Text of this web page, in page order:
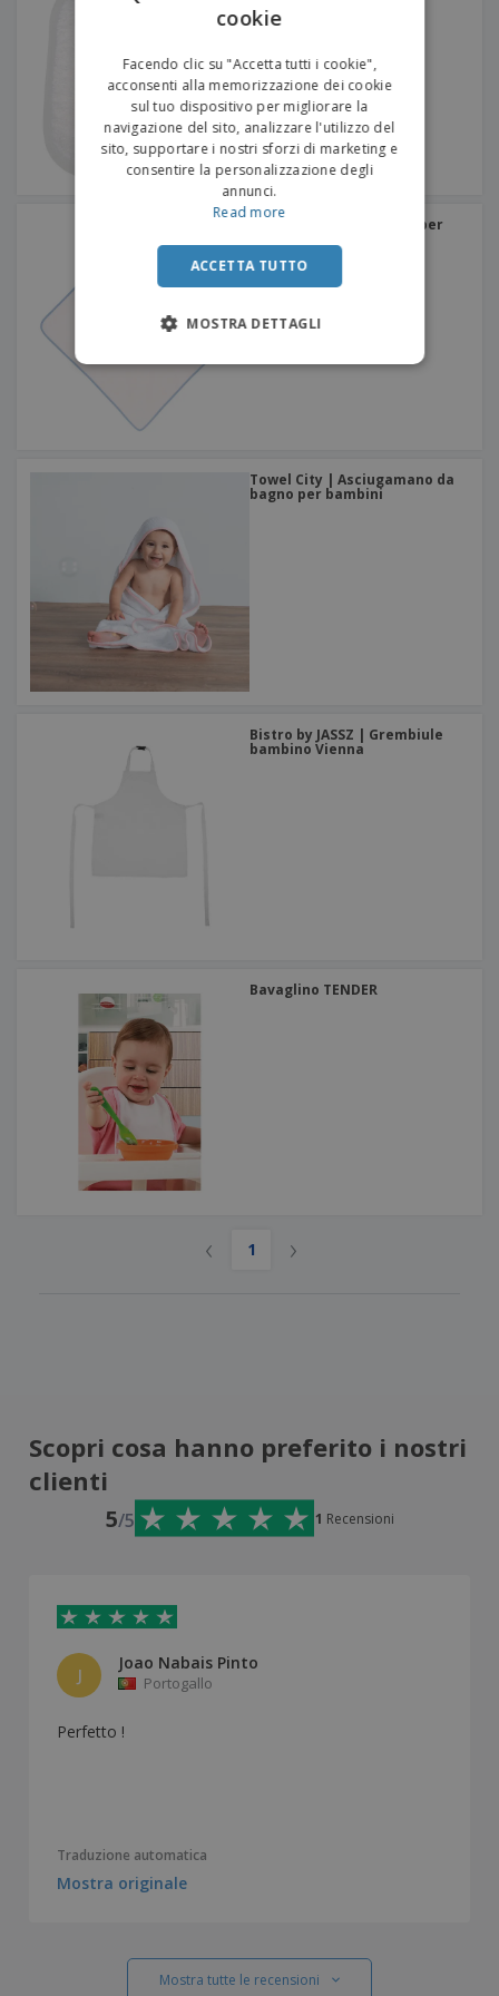
Kariban | Asciugamano per
Towel City | Asciugamano da
bagno per bambini
Bistro by JASSZ | Grembiule
bambino Vienna
Bavaglino TENDER
‹ 1 ›
Scopri cosa hanno preferito i nostri
clienti
5/5 1 Recensioni
J
Joao Nabais Pinto
Portogallo
Perfetto !
Traduzione automatica
Mostra originale
Mostra tutte le recensioni
cookie
Facendo clic su "Accetta tutti i cookie",
acconsenti alla memorizzazione dei cookie
sul tuo dispositivo per migliorare la
navigazione del sito, analizzare l'utilizzo del
sito, supportare i nostri sforzi di marketing e
consentire la personalizzazione degli
annunci.
Read more
ACCETTA TUTTO
MOSTRA DETTAGLI